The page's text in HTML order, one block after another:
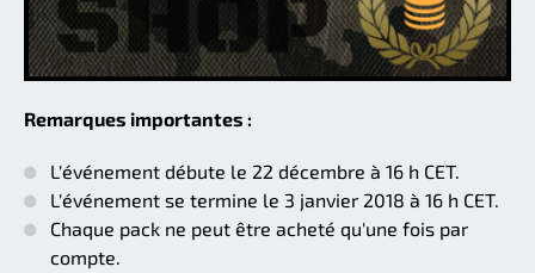
Remarques importantes :
L'événement débute le 22 décembre à 16 h CET.
L'événement se termine le 3 janvier 2018 à 16 h CET.
Chaque pack ne peut être acheté qu'une fois par
compte.